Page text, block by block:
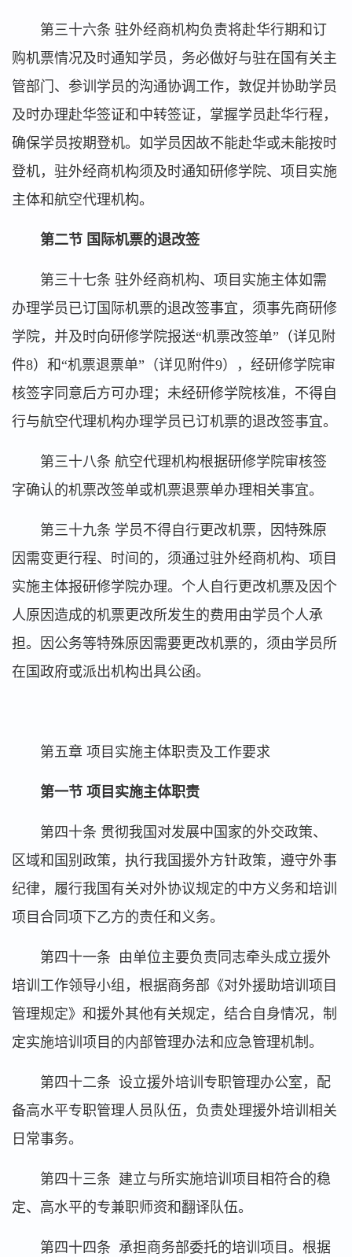
第三十六条 驻外经商机构负责将赴华行期和订
购机票情况及时通知学员，务必做好与驻在国有关主
管部门、参训学员的沟通协调工作，敦促并协助学员
及时办理赴华签证和中转签证，掌握学员赴华行程，
确保学员按期登机。如学员因故不能赴华或未能按时
登机，驻外经商机构须及时通知研修学院、项目实施
主体和航空代理机构。
第二节 国际机票的退改签
第三十七条 驻外经商机构、项目实施主体如需
办理学员已订国际机票的退改签事宜，须事先商研修
学院，并及时向研修学院报送“机票改签单”（详见附
件8）和“机票退票单”（详见附件9），经研修学院审
核签字同意后方可办理；未经研修学院核准，不得自
行与航空代理机构办理学员已订机票的退改签事宜。
第三十八条 航空代理机构根据研修学院审核签
字确认的机票改签单或机票退票单办理相关事宜。
第三十九条 学员不得自行更改机票，因特殊原
因需变更行程、时间的，须通过驻外经商机构、项目
实施主体报研修学院办理。个人自行更改机票及因个
人原因造成的机票更改所发生的费用由学员个人承
担。因公务等特殊原因需要更改机票的，须由学员所
在国政府或派出机构出具公函。
第五章 项目实施主体职责及工作要求
第一节 项目实施主体职责
第四十条 贯彻我国对发展中国家的外交政策、
区域和国别政策，执行我国援外方针政策，遵守外事
纪律，履行我国有关对外协议规定的中方义务和培训
项目合同项下乙方的责任和义务。
第四十一条 由单位主要负责同志牵头成立援外
培训工作领导小组，根据商务部《对外援助培训项目
管理规定》和援外其他有关规定，结合自身情况，制
定实施培训项目的内部管理办法和应急管理机制。
第四十二条 设立援外培训专职管理办公室，配
备高水平专职管理人员队伍，负责处理援外培训相关
日常事务。
第四十三条 建立与所实施培训项目相符合的稳
定、高水平的专兼职师资和翻译队伍。
第四十四条 承担商务部委托的培训项目。根据